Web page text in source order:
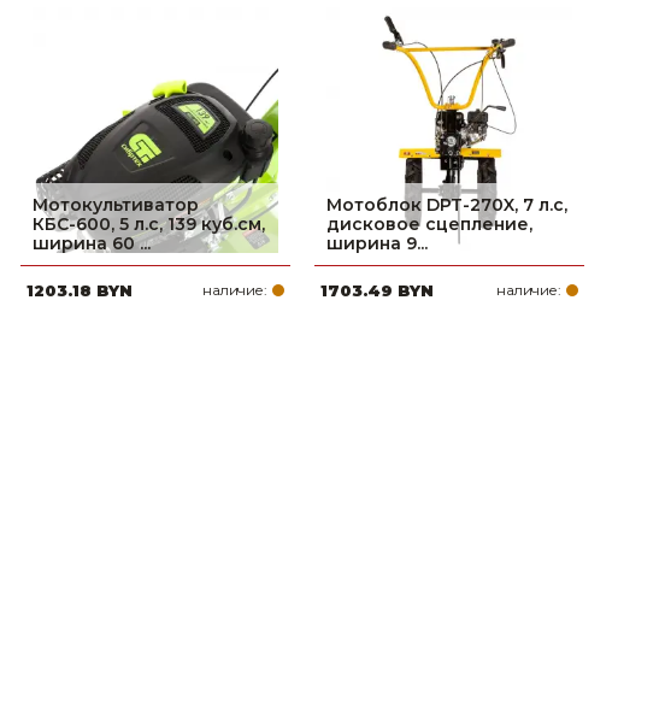
Мотокультиватор
КБС-600, 5 л.с, 139 куб.см,
ширина 60 ...
1203.18 BYN наличие:
Мотоблок DPT-270X, 7 л.с,
дисковое сцепление,
ширина 9...
1703.49 BYN наличие: